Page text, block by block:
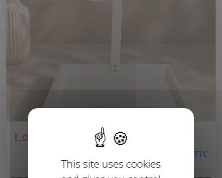
This site uses cookies
Location plateau alliance
40.00€ TTC